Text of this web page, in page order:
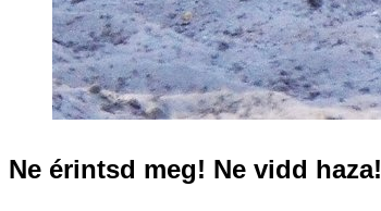
Ne érintsd meg! Ne vidd haza!